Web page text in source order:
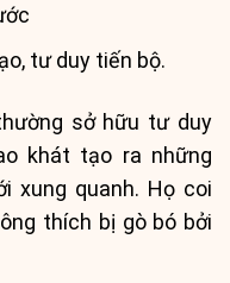
tư duy tiến bộ.
sở hữu tư duy
khát tạo ra những
xung quanh. Họ coi
thích bị gò bó bởi